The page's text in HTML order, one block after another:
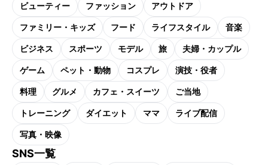
ビューティー ファッション アウトドア
ファミリー・キッズ フード ライフスタイル 音楽
ビジネス スポーツ モデル 旅 夫婦・カップル
ゲーム ペット・動物 コスプレ 演技・役者
料理 グルメ カフェ・スイーツ ご当地
トレーニング ダイエット ママ ライブ配信
写真・映像
SNS一覧